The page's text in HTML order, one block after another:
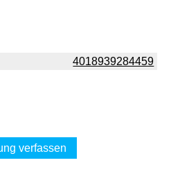
4018939284459
verfassen